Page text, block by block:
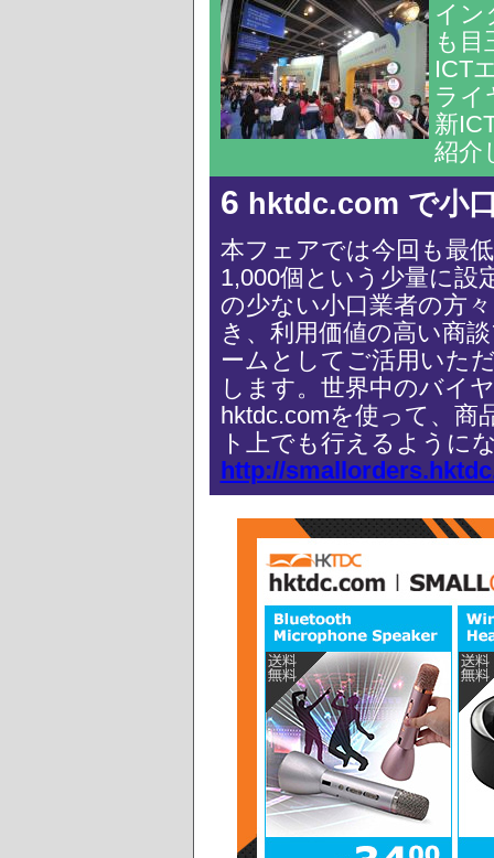
イン
も
ICT
ライ
新
紹介
6 hktdc.com で小
本フェアでは今回も最
1,000個という少量に設
の少ない小口業者の方
き、利用価値の高い商
ームとしてご活用いた
します。世界中のバイ
hktdc.comを使って、商
ト上でも行えるように
http://